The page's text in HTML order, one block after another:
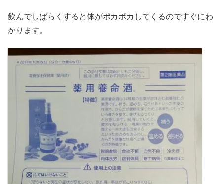
飲んでしばらくすると体がポカポカしてくるのですぐにわ
かります。